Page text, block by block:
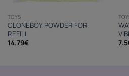
TOYS
CLONEBOY POWDER FOR
REFILL
14.79€